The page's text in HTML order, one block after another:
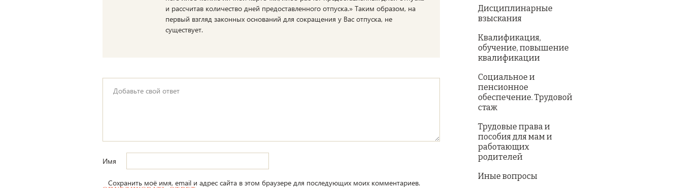
и рассчитав количество дней предоставленного отпуска.» Таким образом, на
первый взгляд законных оснований для сокращения у Вас отпуска, не
существует.
Имя
Сохранить моё имя, email и адрес сайта в этом браузере для последующих моих комментариев.
Дисциплинарные
взыскания
Квалификация,
обучение, повышение
квалификации
Социальное и
пенсионное
обеспечение. Трудовой
стаж
Трудовые права и
пособия для мам и
работающих
родителей
Иные вопросы